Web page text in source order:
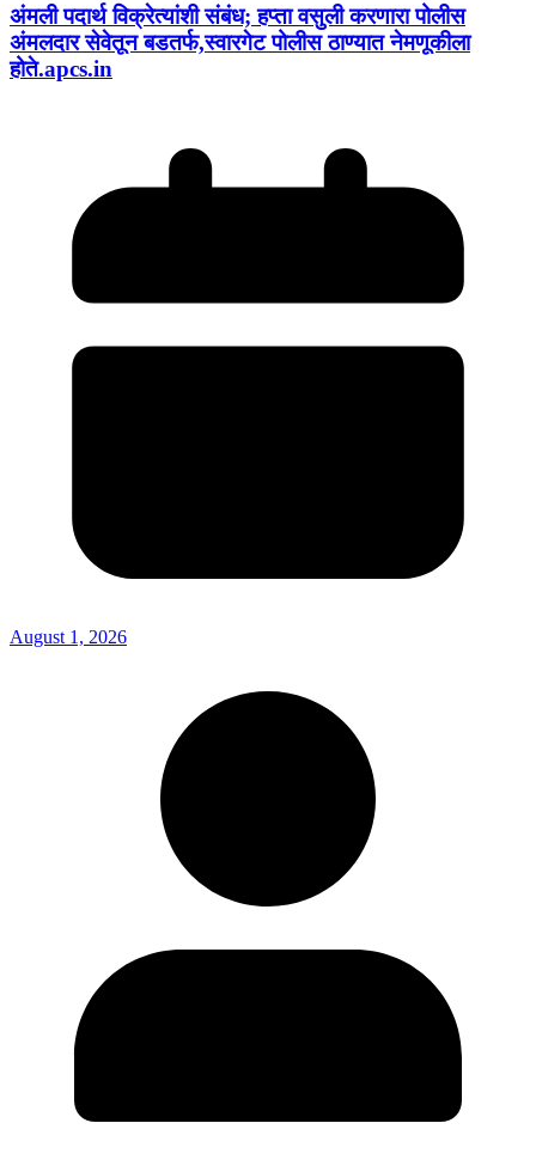
अंमली पदार्थ विक्रेत्यांशी संबंध; हप्ता वसुली करणारा पोलीस
अंमलदार सेवेतून बडतर्फ,स्वारगेट पोलीस ठाण्यात नेमणूकीला
होते.apcs.in
August 1, 2026